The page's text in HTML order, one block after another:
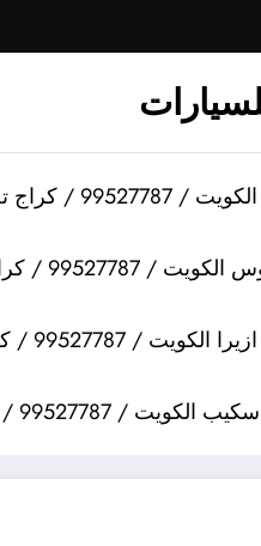
تصليح سيارات ابلاندر
/ كراج تصليح سيارات اتوس
99527787 / كراج تصليح سيارات ازيرا
99527787 / كراج تصليح سيارات اسكيب